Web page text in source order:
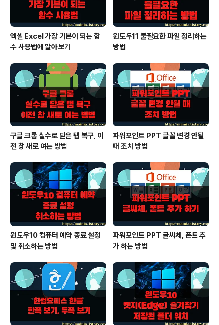
엑셀 Excel 가장 기본이 되는 함
수 사용법에 알아보기
윈도우11 불필요한 파일 정리하는
방법
구글 크롬 실수로 닫은 탭 복구, 이
전 창 새로 여는 방법
파워포인트 PPT 글꼴 변경 안될
때 조치 방법
윈도우10 컴퓨터 예약 종료 설정
및 취소하는 방법
파워포인트 PPT 글씨체, 폰트 추
가 하는 방법